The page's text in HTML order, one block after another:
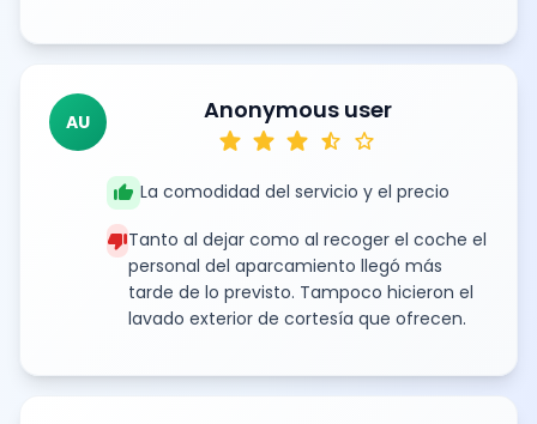
AU Anonymous user
star star star star_half star
thumb_up La comodidad del servicio y el precio
thumb_downTanto al dejar como al recoger el coche el
personal del aparcamiento llegó más
tarde de lo previsto. Tampoco hicieron el
lavado exterior de cortesía que ofrecen.